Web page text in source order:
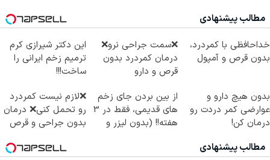
مطالب پیشنهادی
خداحافظی با کمردرد،
بدون قرص و آمپول
❌سمت جراحی نرو❌
درمان کمردرد بدون
قرص و دارو
این دکتر شیرازی کرم
ترمیم زخم ایرانی را
ساخت!!!
بدون هیچ دارو و
عوارضی کمر دردت رو
درمان کن!
از بین بردن جای زخم
های قدیمی، فقط در 3
هفته!! (بدون لیزر و
❌لازم نیست کمردرد
رو تحمل کنی❌ درمان
بدون جراحی و قرص
مطالب پیشنهادی